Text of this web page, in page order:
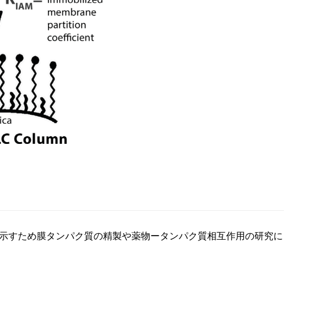
すため膜タンパク質の精製や薬物ータンパク質相互作用の研究に